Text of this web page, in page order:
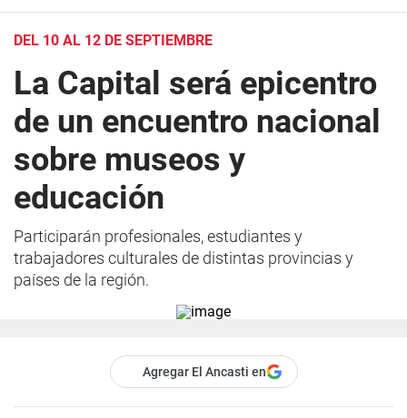
DEL 10 AL 12 DE SEPTIEMBRE
La Capital será epicentro
de un encuentro nacional
sobre museos y
educación
Participarán profesionales, estudiantes y
trabajadores culturales de distintas provincias y
países de la región.
Agregar El Ancasti en